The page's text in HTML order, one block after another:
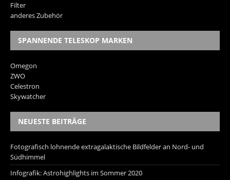
Filter
anderes Zubehör
SPANNENDE TELESKOP MARKEN
Omegon
ZWO
Celestron
Skywatcher
NEUESTE BEITRÄGE
Fotografisch lohnende extragalaktische Bildfelder an Nord- und
Südhimmel
Infografik: Astrohighlights im Sommer 2020